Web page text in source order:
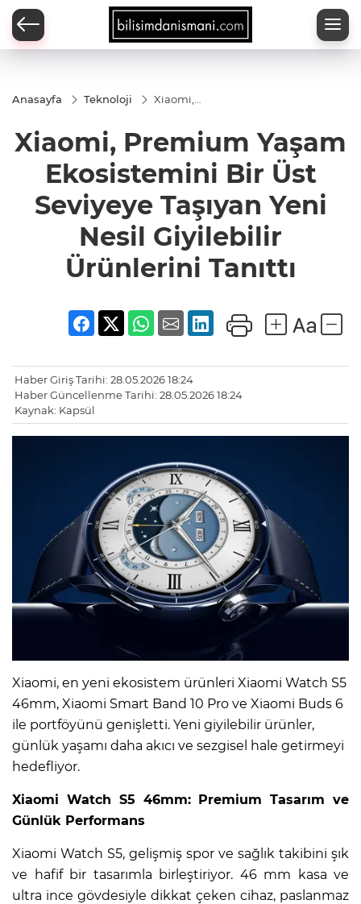
Anasayfa Teknoloji
Xiaomi,
Ekosistemini
Bir Üst
Seviyeye
Taşıyan Yeni
Giyilebilir
Ürünlerini
Tanıttı
Xiaomi, Premium Yaşam
Ekosistemini Bir Üst
Seviyeye Taşıyan Yeni
Nesil Giyilebilir
Ürünlerini Tanıttı
Haber Giriş Tarihi: 28.05.2026 18:24
Haber Güncellenme Tarihi: 28.05.2026 18:24
Kaynak: Kapsül
Xiaomi, en yeni ekosistem ürünleri Xiaomi Watch S5
46mm, Xiaomi Smart Band 10 Pro ve Xiaomi Buds 6
ile portföyünü genişletti. Yeni giyilebilir ürünler,
günlük yaşamı daha akıcı ve sezgisel hale getirmeyi
hedefliyor.
Xiaomi Watch S5 46mm: Premium Tasarım ve
Günlük Performans
Xiaomi Watch S5, gelişmiş spor ve sağlık takibini şık
ve hafif bir tasarımla birleştiriyor. 46 mm kasa ve
ultra ince gövdesiyle dikkat çeken cihaz, paslanmaz